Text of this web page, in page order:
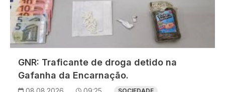
GNR: Traficante de droga detido na
Gafanha da Encarnação.